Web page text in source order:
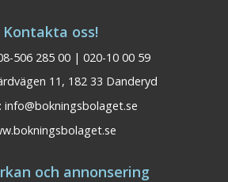
Kontakta oss!
506 285 00 | 020-10 00 59
11, 182 33 Danderyd
info@bokningsbolaget.se
och annonsering